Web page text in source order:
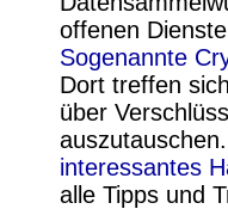
offenen
Sogenannte
Dort treffen
über
interessantes
alle Tipps und